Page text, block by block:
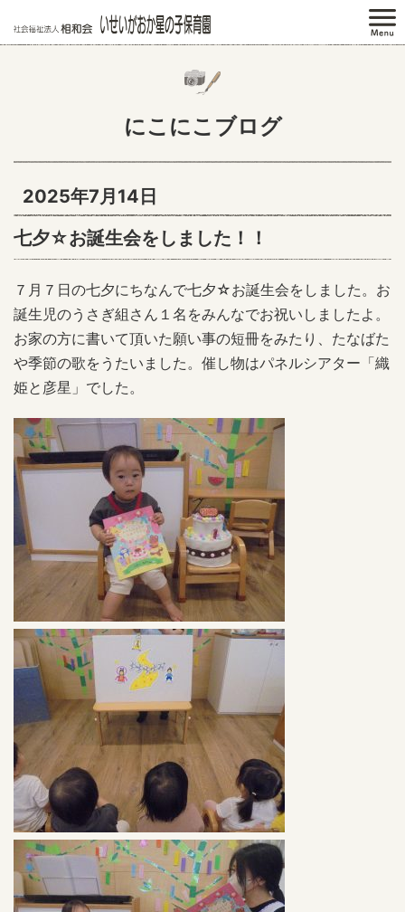
にこにこブログ
2025年7月14日
七夕☆お誕生会をしました！！
７月７日の七夕にちなんで七夕☆お誕生会をしました。お
誕生児のうさぎ組さん１名をみんなでお祝いしましたよ。
お家の方に書いて頂いた願い事の短冊をみたり、たなばた
や季節の歌をうたいました。催し物はパネルシアター「織
姫と彦星」でした。